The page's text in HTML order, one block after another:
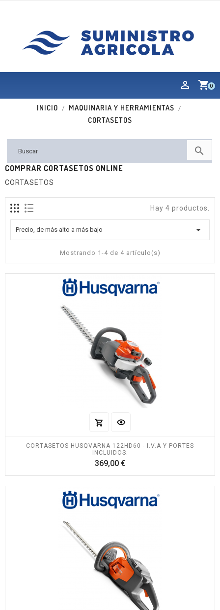
shopping_cart0
INICIO
MAQUINARIA Y HERRAMIENTAS
CORTASETOS

COMPRAR CORTASETOS ONLINE
CORTASETOS
Hay 4 productos.
Precio, de más alto a más bajo 
Mostrando 1-4 de 4 artículo(s)
CORTASETOS HUSQVARNA 122HD60 - I.V.A Y PORTES
INCLUIDOS.
369,00 €Precio